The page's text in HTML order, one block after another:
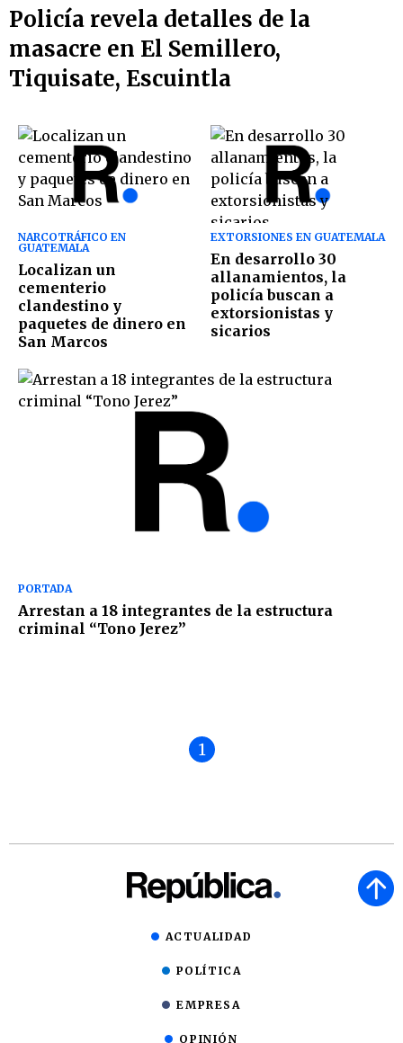
Policía revela detalles de la
masacre en El Semillero,
Tiquisate, Escuintla
NARCOTRÁFICO EN
GUATEMALA
Localizan un
cementerio
clandestino y
paquetes de dinero en
San Marcos
EXTORSIONES EN GUATEMALA
En desarrollo 30
allanamientos, la
policía buscan a
extorsionistas y
sicarios
PORTADA
Arrestan a 18 integrantes de la estructura
criminal “Tono Jerez”
1
ACTUALIDAD
POLÍTICA
EMPRESA
OPINIÓN